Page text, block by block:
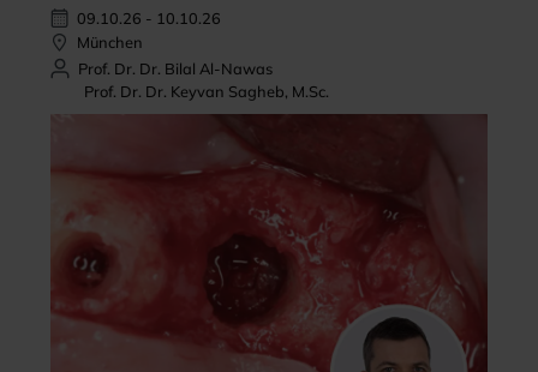
09.10.26 - 10.10.26
München
Prof. Dr. Dr. Bilal Al-Nawas
Prof. Dr. Dr. Keyvan Sagheb, M.Sc.